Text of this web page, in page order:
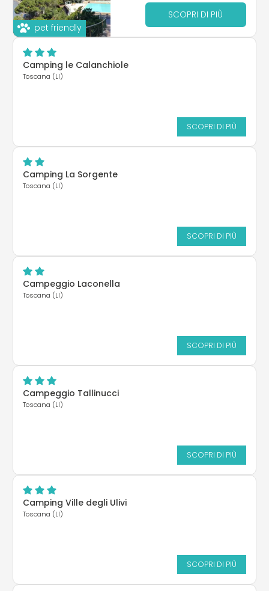
pet friendly
SCOPRI DI PIÙ
Camping le Calanchiole
Toscana (LI)
SCOPRI DI PIÙ
Camping La Sorgente
Toscana (LI)
SCOPRI DI PIÙ
Campeggio Laconella
Toscana (LI)
SCOPRI DI PIÙ
Campeggio Tallinucci
Toscana (LI)
SCOPRI DI PIÙ
Camping Ville degli Ulivi
Toscana (LI)
SCOPRI DI PIÙ